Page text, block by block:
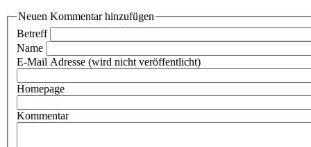
Neuen Kommentar hinzufügen
Betreff
Name
E-Mail Adresse (wird nicht veröffentlicht)
Homepage
Kommentar